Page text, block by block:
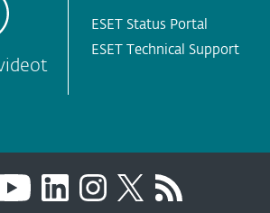
ESET Status Portal
ESET Technical Support